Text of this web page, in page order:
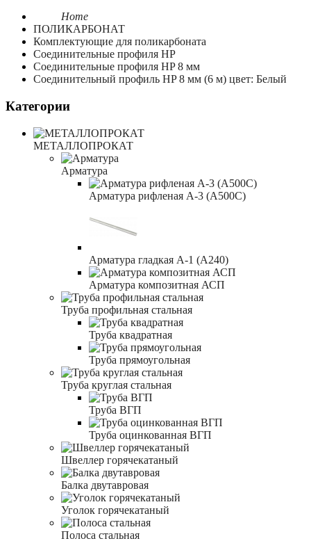
Home
ПОЛИКАРБОНАТ
Комплектующие для поликарбоната
Соединительные профиля HP
Соединительные профиля HP 8 мм
Соединительный профиль HP 8 мм (6 м) цвет: Белый
Категории
МЕТАЛЛОПРОКАТ
Арматура
Арматура рифленая А-3 (А500С)
Арматура гладкая А-1 (А240)
Арматура композитная АСП
Труба профильная стальная
Труба квадратная
Труба прямоугольная
Труба круглая стальная
Труба ВГП
Труба оцинкованная ВГП
Швеллер горячекатаный
Балка двутавровая
Уголок горячекатаный
Полоса стальная